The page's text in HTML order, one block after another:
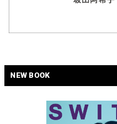
NEW BOOK